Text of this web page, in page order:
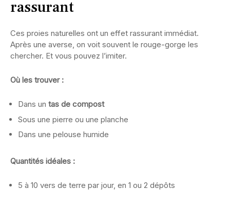
rassurant
Ces proies naturelles ont un effet rassurant immédiat.
Après une averse, on voit souvent le rouge-gorge les
chercher. Et vous pouvez l’imiter.
Où les trouver :
Dans un tas de compost
Sous une pierre ou une planche
Dans une pelouse humide
Quantités idéales :
5 à 10 vers de terre par jour, en 1 ou 2 dépôts